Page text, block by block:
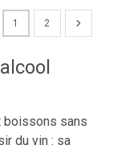
1 2
boissons sans
du vin : sa